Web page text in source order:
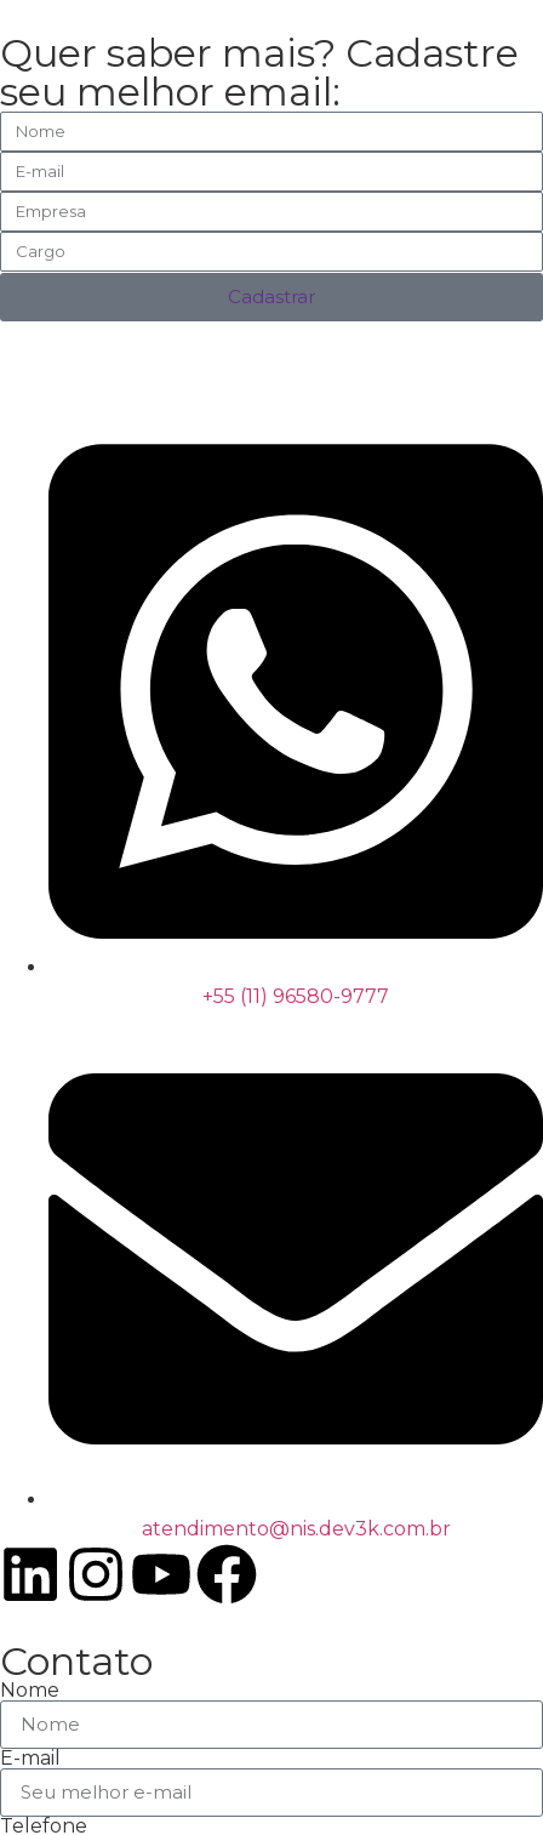
Quer saber mais? Cadastre
seu melhor email:
Cadastrar
+55 (11) 96580-9777
atendimento@nis.dev3k.com.br
Contato
Nome
E-mail
Telefone